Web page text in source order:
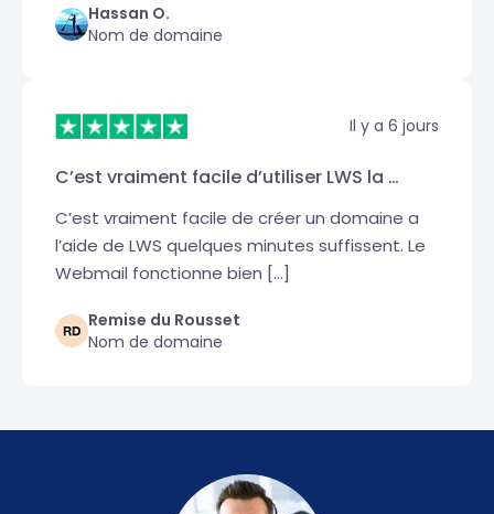
Hassan O.
Nom de domaine
Il y a 6 jours
C’est vraiment facile d’utiliser LWS la …
C’est vraiment facile de créer un domaine a
l’aide de LWS quelques minutes suffissent. Le
Webmail fonctionne bien […]
Remise du Rousset
Nom de domaine